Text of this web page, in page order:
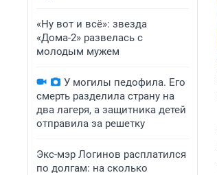
«Ну вот и всё»: звезда
«Дома-2» развелась с
молодым мужем
У могилы педофила. Его
смерть разделила страну на
два лагеря, а защитника детей
отправила за решетку
Экс-мэр Логинов расплатился
по долгам: на сколько